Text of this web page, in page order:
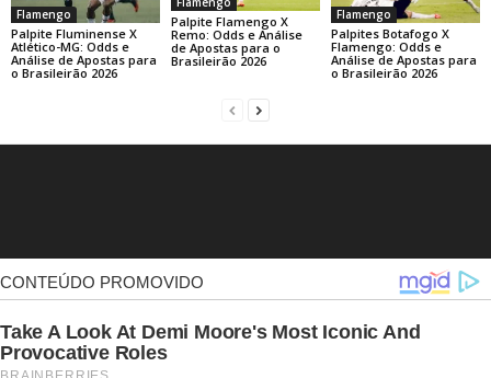
Flamengo
Palpite Fluminense X
Atlético-MG: Odds e
Análise de Apostas para
o Brasileirão 2026
Palpite Flamengo X
Remo: Odds e Análise
de Apostas para o
Brasileirão 2026
Flamengo
Palpites Botafogo X
Flamengo: Odds e
Análise de Apostas para
o Brasileirão 2026